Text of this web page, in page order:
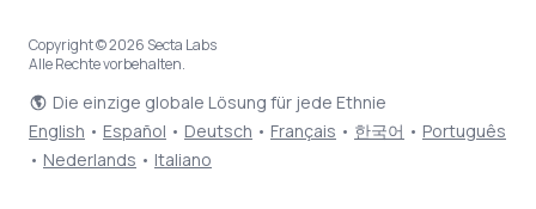
Copyright © 2026 Secta Labs
Alle Rechte vorbehalten.
Die einzige globale Lösung für jede Ethnie
English • Español • Deutsch • Français • 한국어 • Português
• Nederlands • Italiano